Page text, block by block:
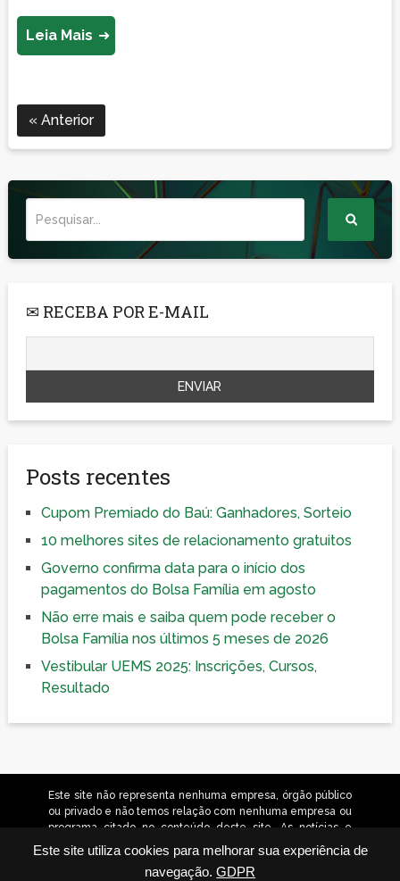
Este site utiliza cookies para melhorar sua experiência de
navegação. GDPR
Leia Mais
Anterior
✉ RECEBA POR E-MAIL
Posts recentes
Cupom Premiado do Baú: Ganhadores, Sorteio
10 melhores sites de relacionamento gratuitos
Governo confirma data para o início dos
pagamentos do Bolsa Família em agosto
Não erre mais e saiba quem pode receber o
Bolsa Família nos últimos 5 meses de 2026
Vestibular UEMS 2025: Inscrições, Cursos,
Resultado
Este site não representa nenhuma empresa, órgão público
ou privado e não temos relação com nenhuma empresa ou
programa citado no conteúdo deste site. As notícias e
orientações contidas neste site têm caráter informativo.
Não nos responsabilizamos por alterações nas condições
dos serviços citados. © 2026 jornalvejaagora.com.br –